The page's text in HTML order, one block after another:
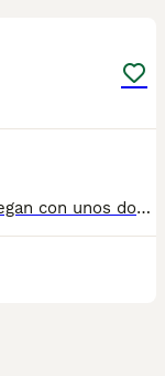
Disponibles machos y hembras Se entregan con unos dos meses y medio de edad y sus vacunas correspondientes, desparasitados, certificado de salud, garantías por escrito tanto por enfermedad vírica como congénito genética. Todos los cachorros son descendientes de las mejores líneas nacionales, criados por profesionales expertos. Se entregan en toda España con transporte propio de alta calidad preparado para animales, van en vehículo climatizado con chófer particular a cargo del comprador. Teléfono / Whats app: 641 92 23 90 Precio a partir de 800€